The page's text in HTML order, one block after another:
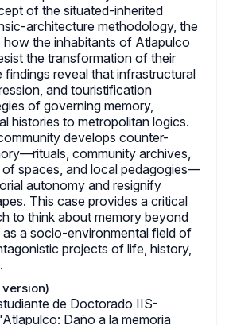
of the situated-inherited
architecture methodology, the
the inhabitants of Atlapulco
the transformation of their
findings reveal that infrastructural
and touristification
of governing memory,
histories to metropolitan logics.
develops counter-
community archives,
spaces, and local pedagogies—
autonomy and resignify
This case provides a critical
to think about memory beyond
as a socio-environmental field of
projects of life, history,
version)
de Doctorado IIS-
Daño a la memoria